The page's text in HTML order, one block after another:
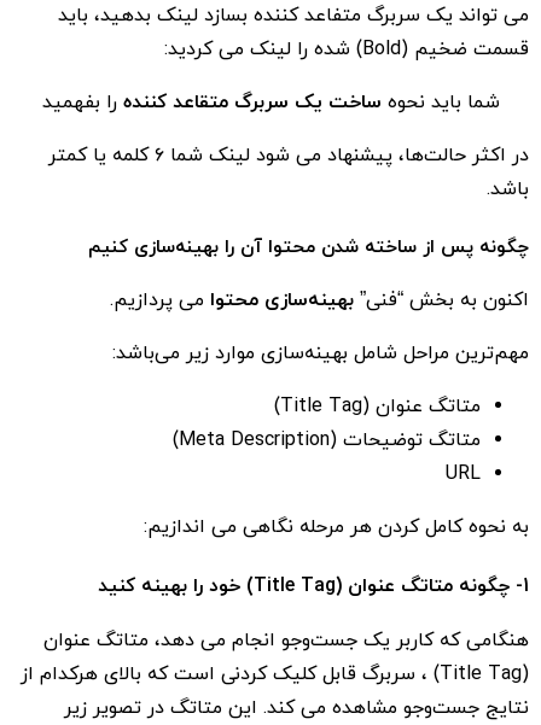
می تواند یک سربرگ متفاعد کننده بسازد لینک بدهید، باید
قسمت ضخیم (Bold) شده را لینک می کردید:
شما باید نحوه ساخت یک سربرگ متقاعد کننده را بفهمید
در اکثر حالت‌ها، پیشنهاد می شود لینک شما ۶ کلمه یا کمتر
باشد.
چگونه پس از ساخته شدن محتوا آن را بهینه‌سازی کنیم
اکنون به بخش “فنی” بهینه‌سازی محتوا می پردازیم.
مهم‌ترین مراحل شامل بهینه‌سازی موارد زیر می‌باشد:
متاتگ عنوان (Title Tag)
متاتگ توضیحات (Meta Description)
URL
به نحوه کامل کردن هر مرحله نگاهی می اندازیم:
1- چگونه متاتگ عنوان (Title Tag) خود را بهینه کنید
هنگامی که کاربر یک جست‌و‌جو انجام می دهد، متاتگ عنوان
(Title Tag) ، سربرگ قابل کلیک کردنی است که بالای هرکدام از
نتایج جست‌و‌جو مشاهده می کند. این متاتگ در تصویر زیر